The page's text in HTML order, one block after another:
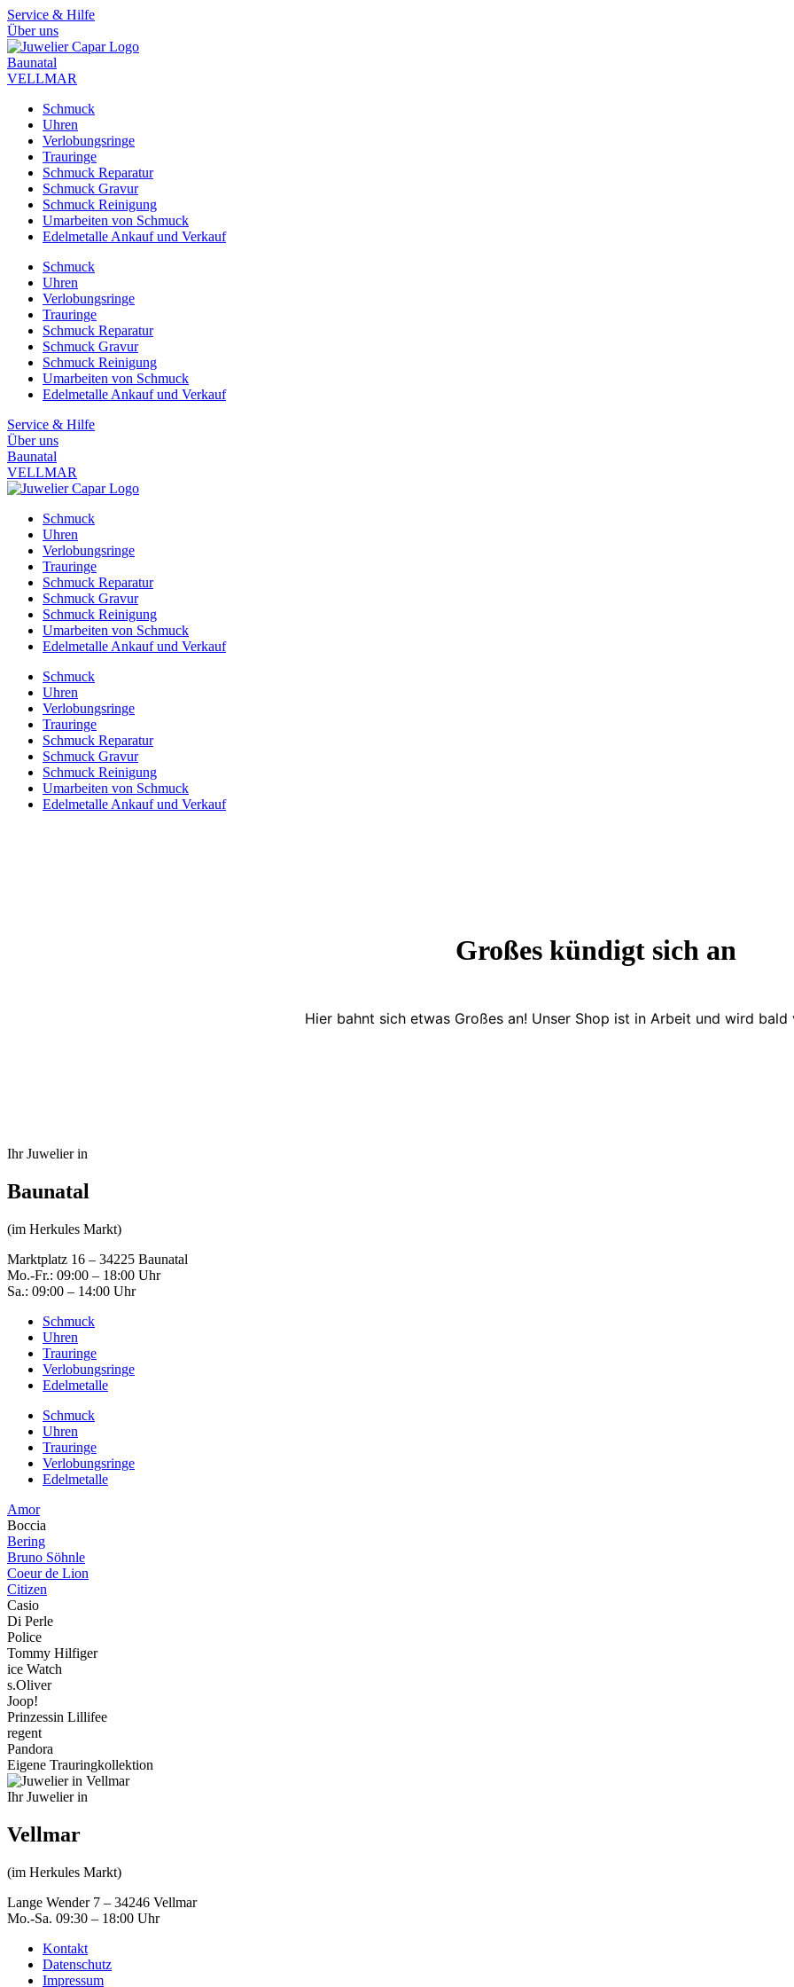
Zum
Inhalt
springen
Service & Hilfe
Über uns
Baunatal
VELLMAR
Schmuck
Uhren
Verlobungsringe
Trauringe
Schmuck Reparatur
Schmuck Gravur
Schmuck Reinigung
Umarbeiten von Schmuck
Edelmetalle Ankauf und Verkauf
Schmuck
Uhren
Verlobungsringe
Trauringe
Schmuck Reparatur
Schmuck Gravur
Schmuck Reinigung
Umarbeiten von Schmuck
Edelmetalle Ankauf und Verkauf
Service & Hilfe
Über uns
Baunatal
VELLMAR
Schmuck
Uhren
Verlobungsringe
Trauringe
Schmuck Reparatur
Schmuck Gravur
Schmuck Reinigung
Umarbeiten von Schmuck
Edelmetalle Ankauf und Verkauf
Schmuck
Uhren
Verlobungsringe
Trauringe
Schmuck Reparatur
Schmuck Gravur
Schmuck Reinigung
Umarbeiten von Schmuck
Edelmetalle Ankauf und Verkauf
Großes kündigt sich an
Hier bahnt sich etwas Großes an! Unser Shop ist in Arbeit und wird
Ihr Juwelier in
Baunatal
(im Herkules Markt)
Marktplatz 16 – 34225 Baunatal
Mo.-Fr.: 09:00 – 18:00 Uhr
Sa.: 09:00 – 14:00 Uhr
Schmuck
Uhren
Trauringe
Verlobungsringe
Edelmetalle
Schmuck
Uhren
Trauringe
Verlobungsringe
Edelmetalle
Amor
Boccia
Bering
Bruno Söhnle
Coeur de Lion
Citizen
Casio
Di Perle
Police
Tommy Hilfiger
ice Watch
s.Oliver
Joop!
Prinzessin Lillifee
regent
Pandora
Eigene Trauringkollektion
Ihr Juwelier in
Vellmar
(im Herkules Markt)
Lange Wender 7 – 34246 Vellmar
Mo.-Sa. 09:30 – 18:00 Uhr
Kontakt
Datenschutz
Impressum